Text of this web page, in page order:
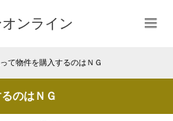
ンライン
て物件を購入するのはＮＧ
のはＮＧ